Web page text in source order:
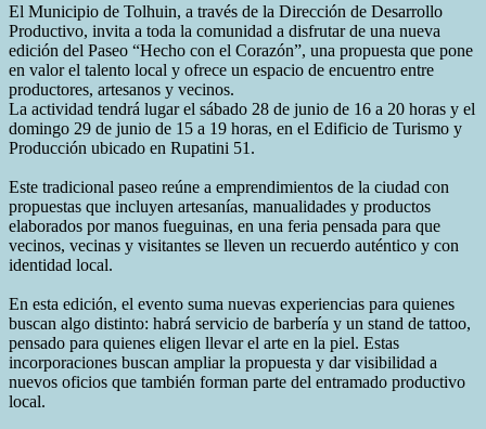
El Municipio de Tolhuin, a través de la Dirección de Desarrollo
Productivo, invita a toda la comunidad a disfrutar de una nueva
edición del Paseo “Hecho con el Corazón”, una propuesta que pone
en valor el talento local y ofrece un espacio de encuentro entre
productores, artesanos y vecinos.
La actividad tendrá lugar el sábado 28 de junio de 16 a 20 horas y el
domingo 29 de junio de 15 a 19 horas, en el Edificio de Turismo y
Producción ubicado en Rupatini 51.
Este tradicional paseo reúne a emprendimientos de la ciudad con
propuestas que incluyen artesanías, manualidades y productos
elaborados por manos fueguinas, en una feria pensada para que
vecinos, vecinas y visitantes se lleven un recuerdo auténtico y con
identidad local.
En esta edición, el evento suma nuevas experiencias para quienes
buscan algo distinto: habrá servicio de barbería y un stand de tattoo,
pensado para quienes eligen llevar el arte en la piel. Estas
incorporaciones buscan ampliar la propuesta y dar visibilidad a
nuevos oficios que también forman parte del entramado productivo
local.